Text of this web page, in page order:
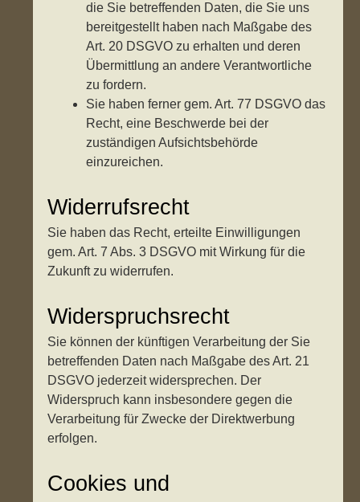
die Sie betreffenden Daten, die Sie uns
bereitgestellt haben nach Maßgabe des
Art. 20 DSGVO zu erhalten und deren
Übermittlung an andere Verantwortliche
zu fordern.
Sie haben ferner gem. Art. 77 DSGVO das
Recht, eine Beschwerde bei der
zuständigen Aufsichtsbehörde
einzureichen.
Widerrufsrecht
Sie haben das Recht, erteilte Einwilligungen
gem. Art. 7 Abs. 3 DSGVO mit Wirkung für die
Zukunft zu widerrufen.
Widerspruchsrecht
Sie können der künftigen Verarbeitung der Sie
betreffenden Daten nach Maßgabe des Art. 21
DSGVO jederzeit widersprechen. Der
Widerspruch kann insbesondere gegen die
Verarbeitung für Zwecke der Direktwerbung
erfolgen.
Cookies und